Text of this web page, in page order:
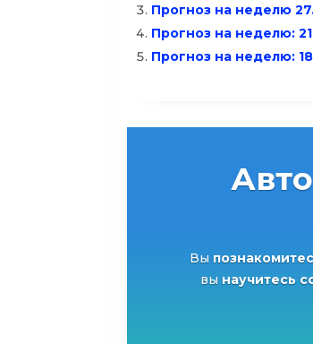
Прогноз на неделю
Прогноз на неделю:
Прогноз на неделю:
Вы
вы научитесь